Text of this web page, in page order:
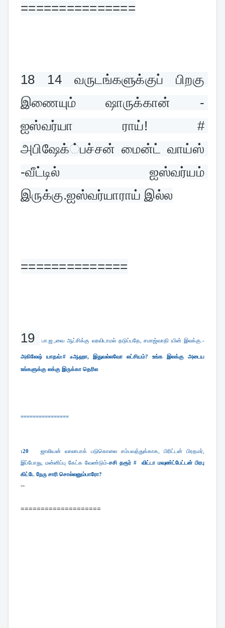
===============
18 14 வருடங்களுக்குப் பிறகு
இணையும் ஷாருக்கான் -
ஐஸ்வர்யா ராய்! #
அபிஷேக்்பச்சன் மைன்ட் வாய்ஸ்
-வீட்டில் ஐஸ்வர்யம்
இருக்கு.ஐஸ்வர்யாராய் இல்ல
==============
19 பா.ஜ.,வை ஆட்சிக்கு வரவிடாமல் தடுப்பதே, சமாஜ்வாதி யின் இலக்கு.-
அகிலேஷ் யாதவ்:# aஆஹா, இதுவல்லவோ லட்சியம்? உங்க இலக்கு அடைய
உங்களுக்கு லக்கு இருக்கா தெரில
================
:20
ஜாலியன் வாலாபாக் படுகொலை சம்பவத்துக்காக, பிரிட்டன் பிரதமர்,
இப்போது, மன்னிப்பு கேட்க வேண்டும்-சசி தரூர் # விட்டா மவுண்ட்பேட்டன் பிரபு
கிட்டே நேரு சாரி சொல்லனும்பாரோ?
--
====================